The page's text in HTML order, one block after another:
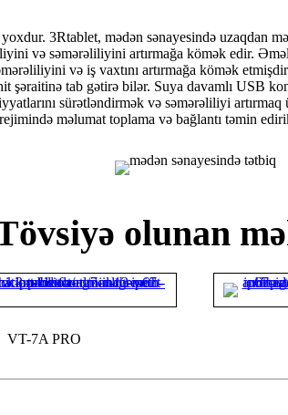
3Rtablet, mədən sənayesində uzaqdan
və səmərəliliyini artırmağa kömək edir.
və iş vaxtını artırmağa kömək
şəraitinə tab gətirə bilər. Suya davamlı
sürətləndirmək və səmərəliliyi
məlumat toplama və bağlantı təmin
olunan
VT-7A PRO